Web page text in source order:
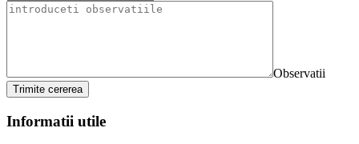
Observatii
Trimite cererea
Informatii utile